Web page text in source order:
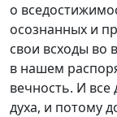
о
осознанных и
свои всходы во
в нашем
вечность. И
духа, и потому